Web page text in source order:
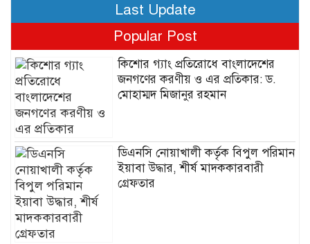
Last Update
Popular Post
কিশোর গ্যাং প্রতিরোধে বাংলাদেশের
জনগণের করণীয় ও এর প্রতিকার: ড.
মোহাম্মদ মিজানুর রহমান
ডিএনসি নোয়াখালী কর্তৃক বিপুল পরিমান
ইয়াবা উদ্ধার, শীর্ষ মাদককারবারী
গ্রেফতার